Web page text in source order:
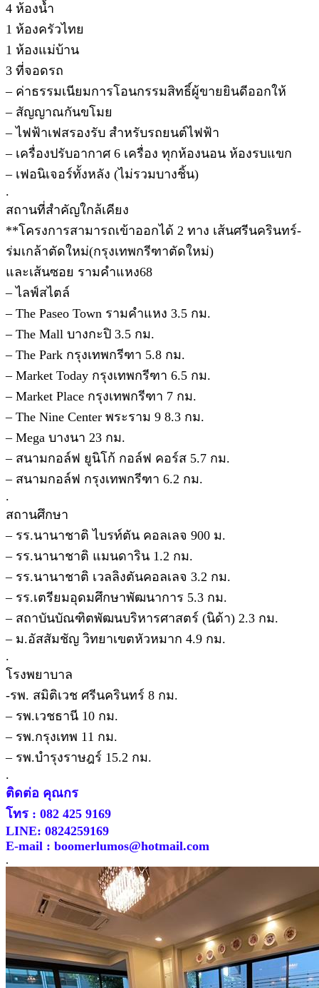
4 ห้องน้ำ
1 ห้องครัวไทย
1 ห้องแม่บ้าน
3 ที่จอดรถ
– ค่าธรรมเนียมการโอนกรรมสิทธิ์ผู้ขายยินดีออกให้
– สัญญาณกันขโมย
– ไฟฟ้าเฟสรองรับ สำหรับรถยนต์ไฟฟ้า
– เครื่องปรับอากาศ 6 เครื่อง ทุกห้องนอน ห้องรบแขก
– เฟอนิเจอร์ทั้งหลัง (ไม่รวมบางชิ้น)
.
สถานที่สำคัญใกล้เคียง
**โครงการสามารถเข้าออกได้ 2 ทาง เส้นศรีนครินทร์-
ร่มเกล้าตัดใหม่(กรุงเทพกรีฑาตัดใหม่)
และเส้นซอย รามคำแหง68
– ไลฟ์สไตล์
– The Paseo Town รามคำแหง 3.5 กม.
– The Mall บางกะปิ 3.5 กม.
– The Park กรุงเทพกรีฑา 5.8 กม.
– Market Today กรุงเทพกรีฑา 6.5 กม.
– Market Place กรุงเทพกรีฑา 7 กม.
– The Nine Center พระราม 9 8.3 กม.
– Mega บางนา 23 กม.
– สนามกอล์ฟ ยูนิโก้ กอล์ฟ คอร์ส 5.7 กม.
– สนามกอล์ฟ กรุงเทพกรีฑา 6.2 กม.
.
สถานศึกษา
– รร.นานาชาติ ไบรท์ตัน คอลเลจ 900 ม.
– รร.นานาชาติ แมนดาริน 1.2 กม.
– รร.นานาชาติ เวลลิงตันคอลเลจ 3.2 กม.
– รร.เตรียมอุดมศึกษาพัฒนาการ 5.3 กม.
– สถาบันบัณฑิตพัฒนบริหารศาสตร์ (นิด้า) 2.3 กม.
– ม.อัสสัมชัญ วิทยาเขตหัวหมาก 4.9 กม.
.
โรงพยาบาล
-รพ. สมิติเวช ศรีนครินทร์ 8 กม.
– รพ.เวชธานี 10 กม.
– รพ.กรุงเทพ 11 กม.
– รพ.บำรุงราษฎร์ 15.2 กม.
.
ติดต่อ คุณกร
โทร : 082 425 9169
LINE: 0824259169
E-mail : boomerlumos@hotmail.com
.